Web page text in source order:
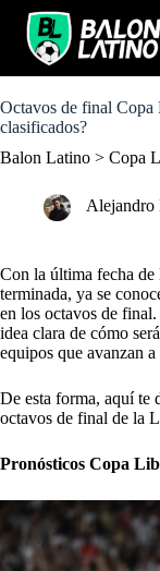
o
c
n
Octavos de final Copa
clasificados?
Balon Latino > Copa
Alejandro
Con la última fecha de
terminada, ya se
en los octavos de
idea clara de cómo
equipos que avanzan
De esta forma, aquí te
octavos de final de la
Pronósticos Copa